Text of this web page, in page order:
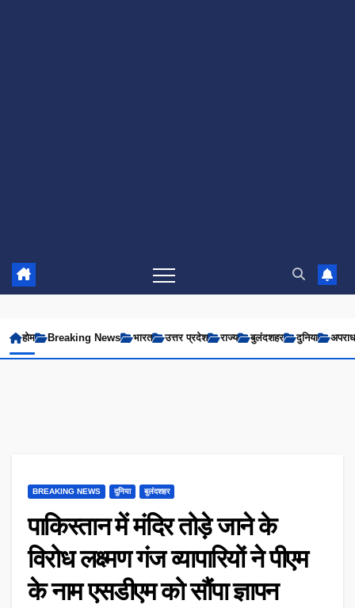
होम Breaking News भारत उत्तर प्रदेश राज्य बुलंदशहर दुनिया अपराध
BREAKING NEWS दुनिया बुलंदशहर
पाकिस्तान में मंदिर तोड़े जाने के
विरोध लक्ष्मण गंज व्यापारियों ने पीएम
के नाम एसडीएम को सौंपा ज्ञापन